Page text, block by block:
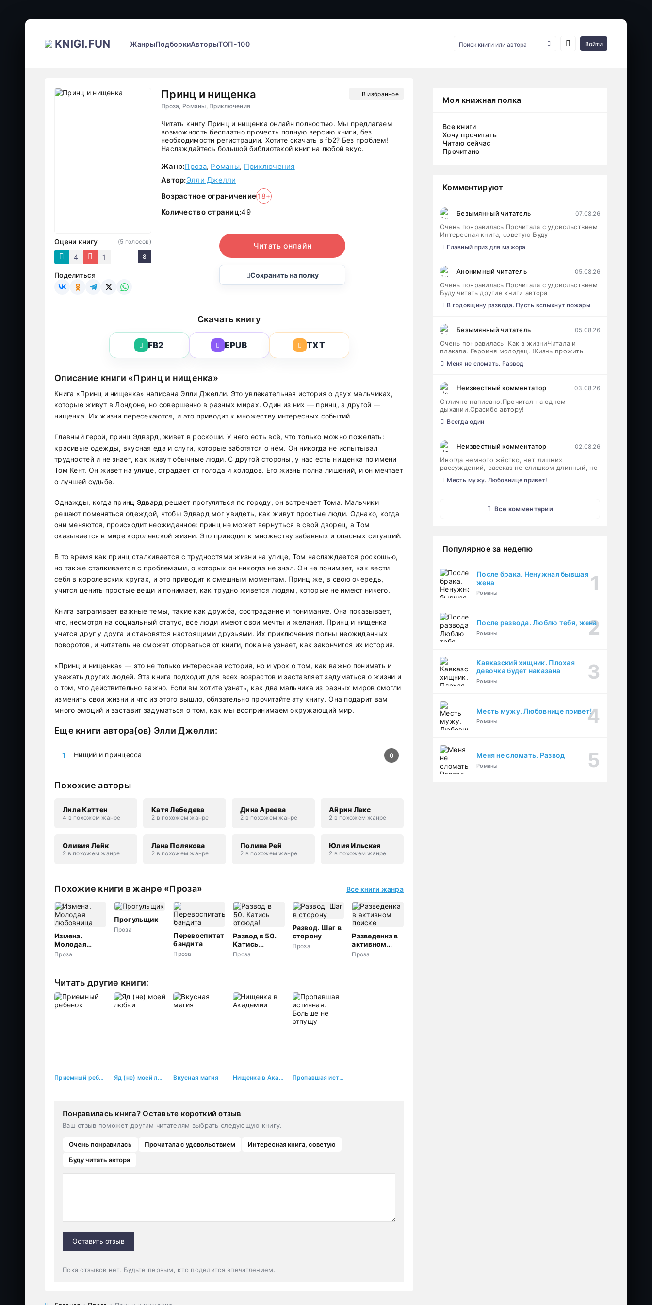
KNIGI.FUN ЖанрыПодборкиАвторыТОП-100 Войти
Принц и нищенка
Проза, Романы, Приключения
В избранное
Оцени книгу
4
1
(5 голосов)
8
Поделиться
Читать книгу Принц и нищенка онлайн полностью. Мы предлагаем
возможность бесплатно прочесть полную версию книги, без
необходимости регистрации. Хотите скачать в fb2? Без проблем!
Наслаждайтесь большой библиотекой книг на любой вкус.
Жанр:Проза, Романы, Приключения
Автор:Элли Джелли
Возрастное ограничение 18+
Количество страниц:49
Читать онлайн
Сохранить на полку
Скачать книгу
FB2 EPUB TXT
Описание книги «Принц и нищенка»
Книга «Принц и нищенка» написана Элли Джелли. Это увлекательная история о двух мальчиках,
которые живут в Лондоне, но совершенно в разных мирах. Один из них — принц, а другой —
нищенка. Их жизни пересекаются, и это приводит к множеству интересных событий.
Главный герой, принц Эдвард, живет в роскоши. У него есть всё, что только можно пожелать:
красивые одежды, вкусная еда и слуги, которые заботятся о нём. Он никогда не испытывал
трудностей и не знает, как живут обычные люди. С другой стороны, у нас есть нищенка по имени
Том Кент. Он живет на улице, страдает от голода и холодов. Его жизнь полна лишений, и он мечтает
о лучшей судьбе.
Однажды, когда принц Эдвард решает прогуляться по городу, он встречает Тома. Мальчики
решают поменяться одеждой, чтобы Эдвард мог увидеть, как живут простые люди. Однако, когда
они меняются, происходит неожиданное: принц не может вернуться в свой дворец, а Том
оказывается в мире королевской жизни. Это приводит к множеству забавных и опасных ситуаций.
В то время как принц сталкивается с трудностями жизни на улице, Том наслаждается роскошью,
но также сталкивается с проблемами, о которых он никогда не знал. Он не понимает, как вести
себя в королевских кругах, и это приводит к смешным моментам. Принц же, в свою очередь,
учится ценить простые вещи и понимает, как трудно живется людям, которые не имеют ничего.
Книга затрагивает важные темы, такие как дружба, сострадание и понимание. Она показывает,
что, несмотря на социальный статус, все люди имеют свои мечты и желания. Принц и нищенка
учатся друг у друга и становятся настоящими друзьями. Их приключения полны неожиданных
поворотов, и читатель не сможет оторваться от книги, пока не узнает, как закончится их история.
«Принц и нищенка» — это не только интересная история, но и урок о том, как важно понимать и
уважать других людей. Эта книга подходит для всех возрастов и заставляет задуматься о жизни и
о том, что действительно важно. Если вы хотите узнать, как два мальчика из разных миров смогли
изменить свои жизни и что из этого вышло, обязательно прочитайте эту книгу. Она подарит вам
много эмоций и заставит задуматься о том, как мы воспринимаем окружающий мир.
Еще книги автора(ов) Элли Джелли:
Нищий и принцесса 0
Похожие авторы
Лила Каттен
4 в похожем жанре
Катя Лебедева
2 в похожем жанре
Дина Ареева
2 в похожем жанре
Айрин Лакс
2 в похожем жанре
Оливия Лейк
2 в похожем жанре
Лана Полякова
2 в похожем жанре
Полина Рей
2 в похожем жанре
Юлия Ильская
2 в похожем жанре
Похожие книги в жанре «Проза» Все книги жанра
Измена.
Молодая
любовница
Проза
Прогульщик
Проза
Перевоспитать
бандита
Проза
Развод в 50.
Катись
отсюда!
Проза
Развод. Шаг в
сторону
Проза
Разведенка в
активном
поиске
Проза
Читать другие книги:
Приемный ребенок Яд (не) моей любви Вкусная магия Нищенка в Академии Пропавшая истинная. Больше не отпущу
Понравилась книга? Оставьте короткий отзыв
Ваш отзыв поможет другим читателям выбрать следующую книгу.
Очень понравилась Прочитала с удовольствием
Интересная книга, советую
Буду читать автора
Оставить отзыв
Пока отзывов нет. Будьте первым, кто поделится впечатлением.
Моя книжная полка
Все книги
Хочу прочитать
Читаю сейчас
Прочитано
Комментируют
Безымянный читатель 07.08.26
Очень понравилась Прочитала с удовольствием
Интересная книга, советую Буду
Главный приз для мажора
Анонимный читатель 05.08.26
Очень понравилась Прочитала с удовольствием
Буду читать другие книги автора
В годовщину развода. Пусть вспыхнут пожары
Безымянный читатель 05.08.26
Очень понравилась. Как в жизниЧитала и
плакала. Героиня молодец. Жизнь прожить
Меня не сломать. Развод
Неизвестный комментатор 03.08.26
Отлично написано.Прочитал на одном
дыхании.Срасибо автору!
Всегда один
Неизвестный комментатор 02.08.26
Иногда немного жёстко, нет лишних
рассуждений, рассказ не слишком длинный, но
Месть мужу. Любовнице привет!
Все комментарии
Популярное за неделю
После брака. Ненужная бывшая
жена
Романы
После развода. Люблю тебя, жена
Романы
Кавказский хищник. Плохая
девочка будет наказана
Романы
Месть мужу. Любовнице привет!
Романы
Меня не сломать. Развод
Романы